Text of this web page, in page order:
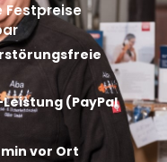
Festpreise
(PayPal
vor Ort